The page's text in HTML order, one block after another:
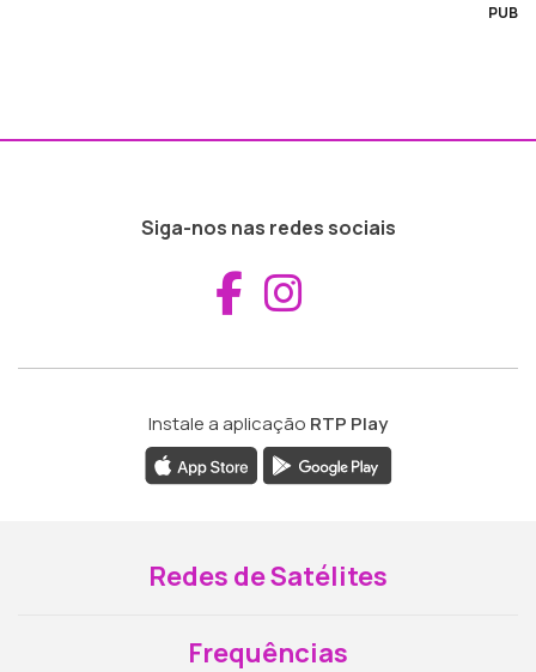
PUB
Siga-nos nas redes sociais
Aceder ao
Instale a aplicação RTP Play
Redes de Satélites
Frequências